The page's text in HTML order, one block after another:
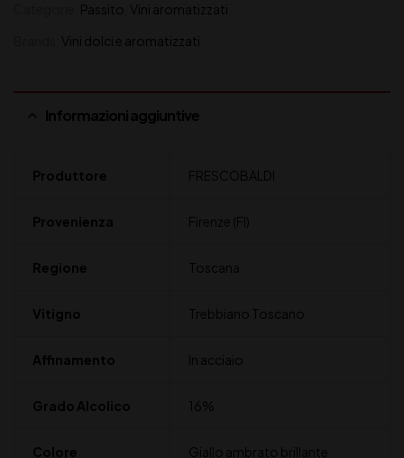
Passito Vini aromatizzati
Vini dolci e aromatizzati
Informazioni aggiuntive
Produttore FRESCOBALDI
Provenienza Firenze (FI)
Regione Toscana
Vitigno Trebbiano Toscano
Affinamento In acciaio
Grado Alcolico 16%
Colore Giallo ambrato brillante